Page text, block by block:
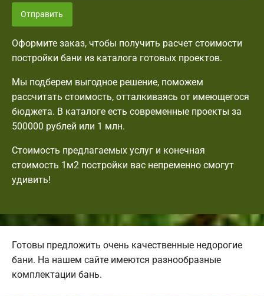
Отправить
Оформите заказ, чтобы получить расчет стоимости
постройки бани из каталога готовых проектов.
Мы подберем выгодное решение, поможем
рассчитать стоимость, отталкиваясь от имеющегося
бюджета. В каталоге есть современные проекты за
500000 рублей или 1 млн.
Стоимость предлагаемых услуг и конечная
стоимость 1м2 постройки вас непременно смогут
удивить!
Готовы предложить очень качественные недорогие
бани. На нашем сайте имеются разнообразные
комплектации бань.